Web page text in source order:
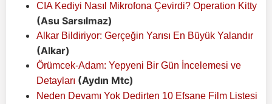
CIA Kediyi Nasıl Mikrofona Çevirdi? Operation Kitty
(Asu Sarsılmaz)
Alkar Bildiriyor: Gerçeğin Yarısı En Büyük Yalandır
(Alkar)
Örümcek-Adam: Yepyeni Bir Gün İncelemesi ve
Detayları (Aydın Mtc)
Neden Devamı Yok Dedirten 10 Efsane Film Listesi